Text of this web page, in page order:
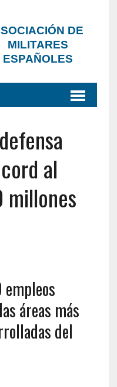
DE
MILITARES
ESPAÑOLES
al
áreas más
del